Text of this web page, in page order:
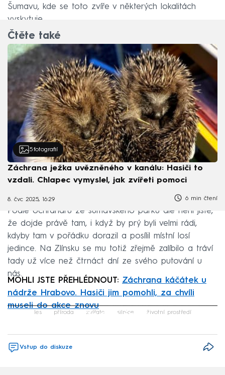
Šumavu, kde se toto zvíře v některých lokalitách
vyskytuje.
Čtěte také
5 fotografií
Záchrana ježka uvězněného v kanálu: Hasiči to
vzdali. Chlapec vymyslel, jak zvířeti pomoci
8. čvc 2025, 16:29 6 min čtení
Podle ochranářů ze šumavského parku ale není jisté,
že dojde právě tam, i když by prý byli velmi rádi,
kdyby tam v pořádku dorazil a posílil místní losí
jedince. Na Zlínsku se mu totiž zřejmě zalíbilo a tráví
tady už více než čtrnáct dní ze svého putování u
nás.
MOHLI JSTE PŘEHLÉDNOUT: Záchrana káčátek u
nádrže Hrabovo. Hasiči jim pomohli, za chvíli
museli do akce znovu
Failed to fetch
les příroda zvířata silnice životní prostředí
Vstup do diskuze